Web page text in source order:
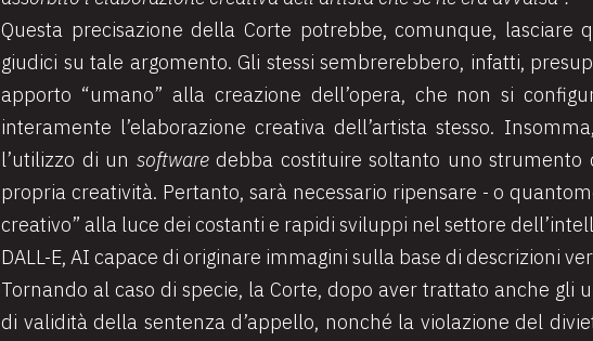
Questa precisazione della Corte potrebbe, comunque, lasciare
giudici su tale argomento. Gli stessi sembrerebbero, infatti,
apporto “umano” alla creazione dell’opera, che non si
interamente l’elaborazione creativa dell’artista stesso.
l’utilizzo di un software debba costituire soltanto uno strumento
propria creatività. Pertanto, sarà necessario ripensare - o
creativo” alla luce dei costanti e rapidi sviluppi nel settore
DALL-E, AI capace di originare immagini sulla base di descrizioni
Tornando al caso di specie, la Corte, dopo aver trattato anche gli
di validità della sentenza d’appello, nonché la violazione del